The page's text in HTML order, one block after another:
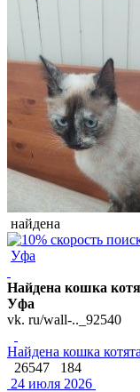
найдена
Уфа
Найдена кошка
Уфа
vk. ru/wall-.._92540
Найдена кошка
26547
184
24 июля 2026